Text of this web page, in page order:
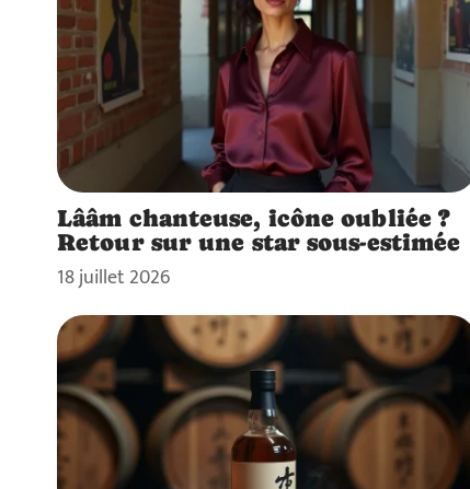
Lââm chanteuse, icône oubliée ?
Retour sur une star sous-estimée
18 juillet 2026